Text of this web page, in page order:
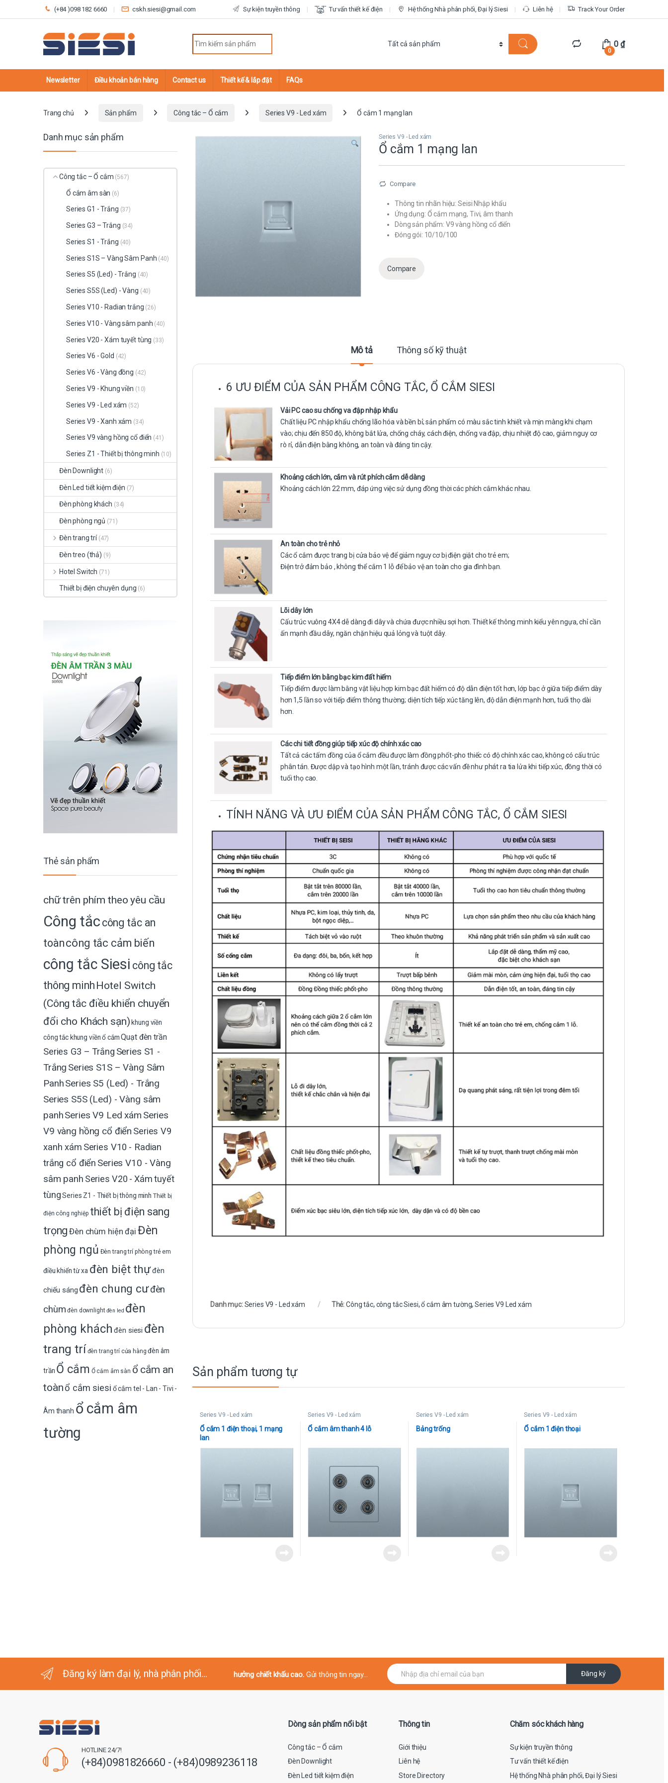
Skip to navigation
Skip to content
(+84 )098 182 6660 cskh.siesi@gmail.com Sự kiện truyền thông Tư vấn thiết kế điện Hệ thống Nhà phân phối, Đại lý Siesi Liên hệ Track Your Order
0
0₫
Newsletter Điều khoản bán hàng Contact us Thiết kế & lắp đặt FAQs
Trang chủ Sản phẩm Công tắc – Ổ cắm Series V9 - Led xám Ổ cắm 1 mạng lan
Series V9 - Led xám
Ổ cắm 1 mạng lan
Compare
Thông tin nhãn hiệu: Seisi Nhập khẩu
Ứng dụng: Ổ cắm mạng, Tivi, âm thanh
Dòng sản phẩm: V9 vàng hồng cổ điển
Đóng gói: 10/10/100
Compare
Mô tả Thông số kỹ thuật
6 ƯU ĐIỂM CỦA SẢN PHẨM CÔNG TẮC, Ổ CẮM SIESI
Vải PC cao su chống va đập nhập khẩu
Chất liệu PC nhập khẩu chống lão hóa và bền bỉ; sản phẩm có màu sắc tinh khiết và mịn màng khi chạm
vào; chịu đến 850 độ, không bắt lửa, chống cháy, cách điện, chống va đập, chịu nhiệt độ cao, giảm nguy cơ
rò rỉ, dẫn điện bằng không, an toàn và đáng tin cậy.
Khoảng cách lớn, cắm và rút phích cắm dễ dàng
Khoảng cách lớn 22 mm, đáp ứng việc sử dụng đồng thời các phích cắm khác nhau.
An toàn cho trẻ nhỏ
Các ổ cắm được trang bị cửa bảo vệ để giảm nguy cơ bị điện giật cho trẻ em;
Điện trở đảm bảo , không thể cắm 1 lỗ để bảo vệ an toàn cho gia đình bạn.
Lõi dây lớn
Cấu trúc vuông 4X4 dễ dàng đi dây và chứa được nhiều sợi hơn. Thiết kế thông minh kiểu yên ngựa, chỉ cần
ấn mạnh đầu dây, ngăn chặn hiệu quả lỏng và tuột dây.
Tiếp điểm lớn bằng bạc kim đất hiếm
Tiếp điểm được làm bằng vật liệu hợp kim bạc đất hiếm có độ dẫn điện tốt hơn, lớp bạc ở giữa tiếp điểm dày
hơn 1,5 lần so với tiếp điểm thông thường; diện tích tiếp xúc tăng lên, độ dẫn điện mạnh hơn, tuổi thọ dài
hơn.
Các chi tiết đồng giúp tiếp xúc độ chính xác cao
Tất cả các tấm đồng của ổ cắm đều được làm đồng phốt-pho thiếc có độ chính xác cao, không có cấu trúc
phân tán. Được dập và tạo hình một lần, tránh được các vấn đề như phát ra tia lửa khi tiếp xúc, đồng thời có
tuổi thọ cao.
TÍNH NĂNG VÀ ƯU ĐIỂM CỦA SẢN PHẨM CÔNG TẮC, Ổ CẮM SIESI
Danh mục:Series V9 - Led xám Thẻ:Công tắc,công tắc Siesi,ổ cắm âm tường,Series V9 Led xám
Sản phẩm tương tự
Series V9 - Led xám
Ổ cắm 1 điện thoại, 1 mạng
lan
Series V9 - Led xám
Ổ cắm âm thanh 4 lỗ
Series V9 - Led xám
Bảng trống
Series V9 - Led xám
Ổ cắm 1 điện thoại
Danh mục sản phẩm
Công tắc – Ổ cắm (567)
Ổ cắm âm sàn (6)
Series G1 - Trắng (37)
Series G3 – Trắng (34)
Series S1 - Trắng (40)
Series S1S – Vàng Sâm Panh (40)
Series S5 (Led) - Trắng (40)
Series S5S (Led) - Vàng (40)
Series V10 - Radian trắng (26)
Series V10 - Vàng sâm panh (40)
Series V20 - Xám tuyết tùng (33)
Series V6 - Gold (42)
Series V6 - Vàng đồng (42)
Series V9 - Khung viền (10)
Series V9 - Led xám (52)
Series V9 - Xanh xám (34)
Series V9 vàng hồng cổ điển (41)
Series Z1 - Thiết bị thông minh (10)
Đèn Downlight (6)
Đèn Led tiết kiệm điện (7)
Đèn phòng khách (34)
Đèn phòng ngủ (71)
Đèn trang trí (47)
Đèn treo (thả) (9)
Hotel Switch (71)
Thiết bị điện chuyên dụng (6)
Thẻ sản phẩm
chữ trên phím theo yêu cầu
Công tắc công tắc an
toàncông tắc cảm biến
công tắc Siesi công tắc
thông minh Hotel Switch
(Công tắc điều khiển chuyển
đổi cho Khách sạn) khung viền
công tắc khung viền ổ cắm Quạt đèn trần
Series G3 – Trắng Series S1 -
Trắng Series S1S – Vàng Sâm
PanhSeries S5 (Led) - Trắng
Series S5S (Led) - Vàng sâm
panhSeries V9 Led xám Series
V9 vàng hồng cổ điển Series V9
xanh xám Series V10 - Radian
trắng cổ điển Series V10 - Vàng
sâm panh Series V20 - Xám tuyết
tùng Series Z1 - Thiết bị thông minh Thiết bị
điện công nghiệp thiết bị điện sang
trọng Đèn chùm hiện đại Đèn
phòng ngủ Đèn trang trí phòng trẻ em
điều khiển từ xa đèn biệt thựđèn
chiếu sáng đèn chung cưđèn
chùm đèn downlight đèn led đèn
phòng khách đèn siesi đèn
trang trí đèn trang trí cửa hàng đèn âm
trần Ổ cắm Ổ cắm âm sàn ổ cắm an
toànổ cắm siesi ổ cắm tel - Lan - Tivi -
Âm thanh ổ cắm âm
tường
Đăng ký làm đại lý, nhà phân phối... hưởng chiết khấu cao. Gửi thông tin ngay...
E
m
Đăng ký
HOTLINE 24/7!
(+84)0981826660 - (+84)0989236118
Dòng sản phẩm nổi bật
Công tắc – Ổ cắm
Đèn Downlight
Đèn Led tiết kiệm điện
Thông tin
Giới thiệu
Liên hệ
Store Directory
Chăm sóc khách hàng
Sự kiện truyền thông
Tư vấn thiết kế điện
Hệ thống Nhà phân phối, Đại lý Siesi